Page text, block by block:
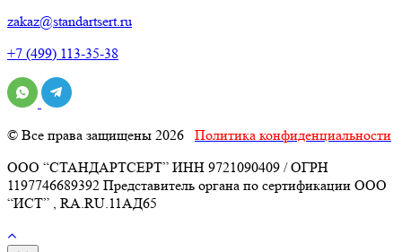
zakaz@standartsert.ru
+7 (499) 113-35-38
© Все права защищены 2026 Политика конфиденциальности
ООО “СТАНДАРТСЕРТ” ИНН 9721090409 / ОГРН
1197746689392 Представитель органа по сертификации ООО
“ИСТ” , RA.RU.11АД65